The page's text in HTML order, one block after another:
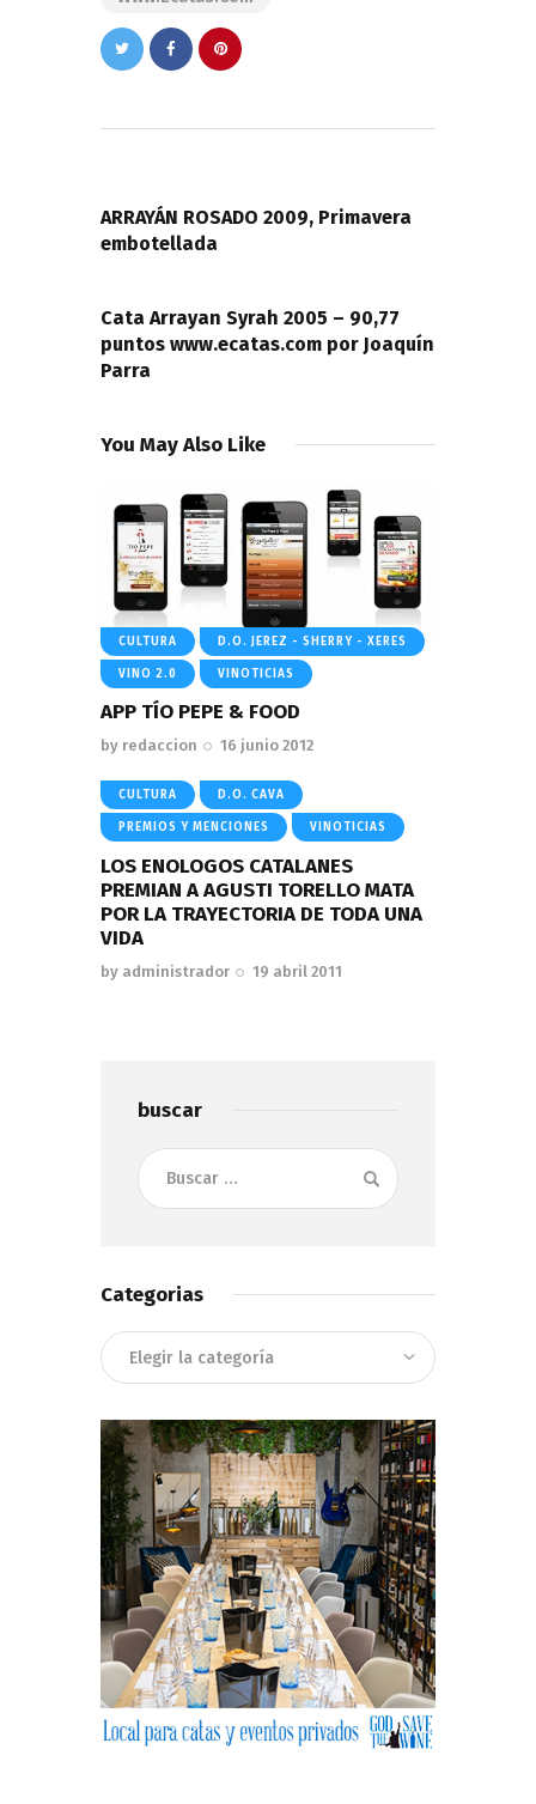
entradas
ARRAYÁN ROSADO 2009, Primavera
embotellada
Cata Arrayan Syrah 2005 – 90,77
puntos www.ecatas.com por Joaquín
Parra
You May Also Like
CULTURA D.O. JEREZ - SHERRY - XERES
VINO 2.0 VINOTICIAS
APP TÍO PEPE & FOOD
by redaccion 16 junio 2012
CULTURA D.O. CAVA
PREMIOS Y MENCIONES VINOTICIAS
LOS ENOLOGOS CATALANES
PREMIAN A AGUSTI TORELLO MATA
POR LA TRAYECTORIA DE TODA UNA
VIDA
by administrador 19 abril 2011
buscar
Buscar:
Categorias
Categorias